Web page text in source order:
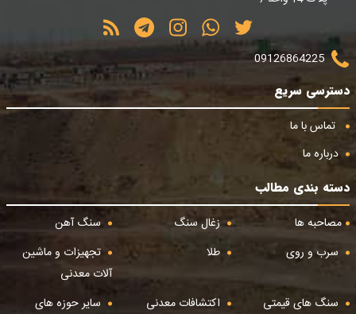
09126864225
دسترسی سریع
تماس با ما
درباره ما
دسته بندی مطالب
مصاحبه ها
زغال سنگ
سنگ آهن
سرب و روی
طلا
تجهیزات و ماشین
آلات معدنی
سنگ های قیمتی
اکتشافات معدنی
سایر حوزه های